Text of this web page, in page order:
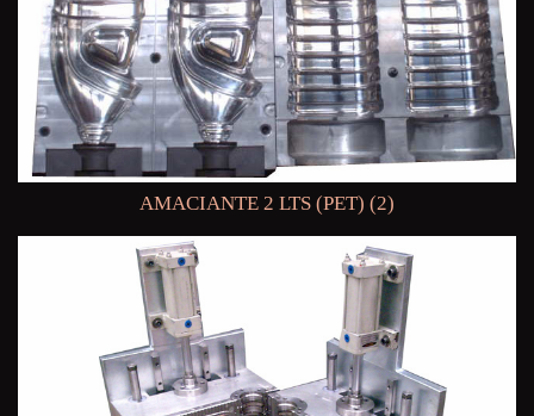
AMACIANTE 2 LTS (PET) (2)